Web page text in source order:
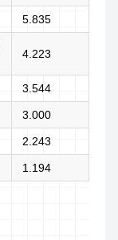
5.835
4.223
3.544
3.000
2.243
1.194